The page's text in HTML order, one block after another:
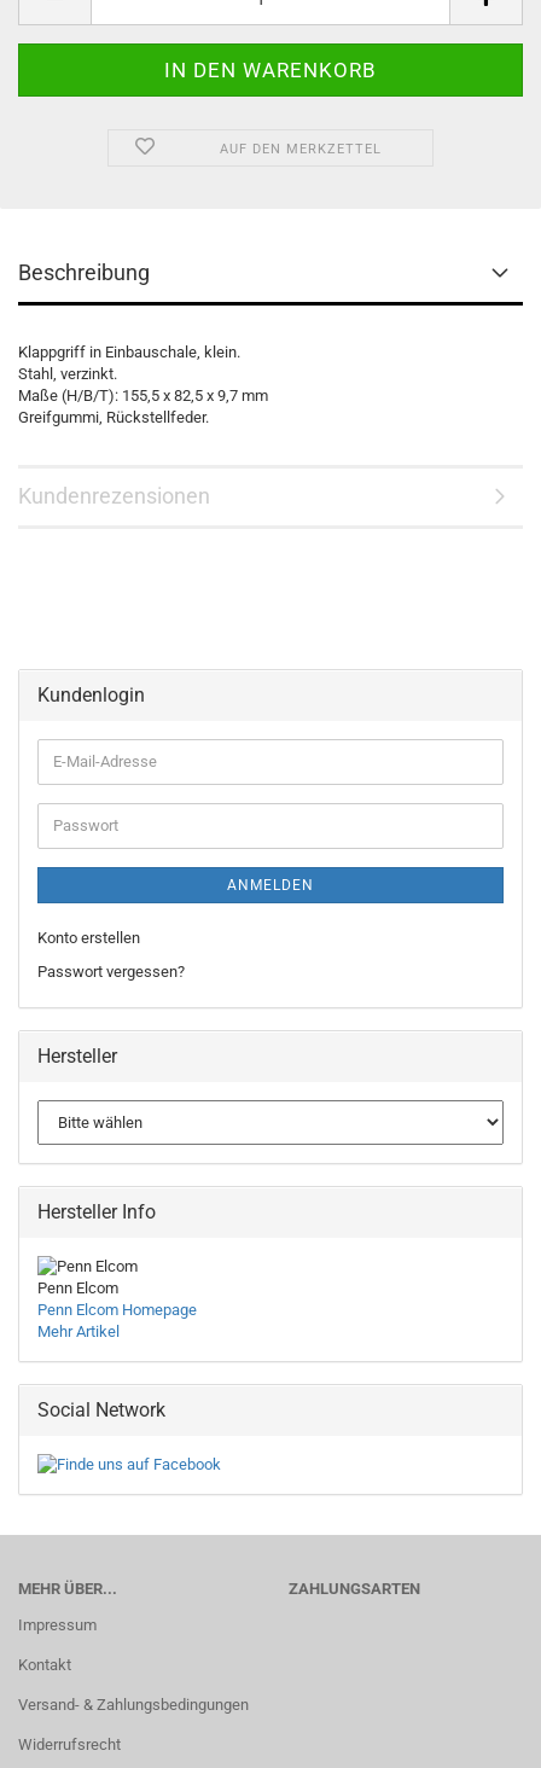
AUF DEN MERKZETTEL
Beschreibung
Klappgriff in Einbauschale, klein.
Stahl, verzinkt.
Maße (H/B/T): 155,5 x 82,5 x 9,7 mm
Greifgummi, Rückstellfeder.
Kundenrezensionen
Kundenlogin
ANMELDEN
Konto erstellen
Passwort vergessen?
Hersteller
Hersteller Info
Penn Elcom
Penn Elcom Homepage
Mehr Artikel
Social Network
MEHR ÜBER...
Impressum
Kontakt
Versand- & Zahlungsbedingungen
Widerrufsrecht
ZAHLUNGSARTEN